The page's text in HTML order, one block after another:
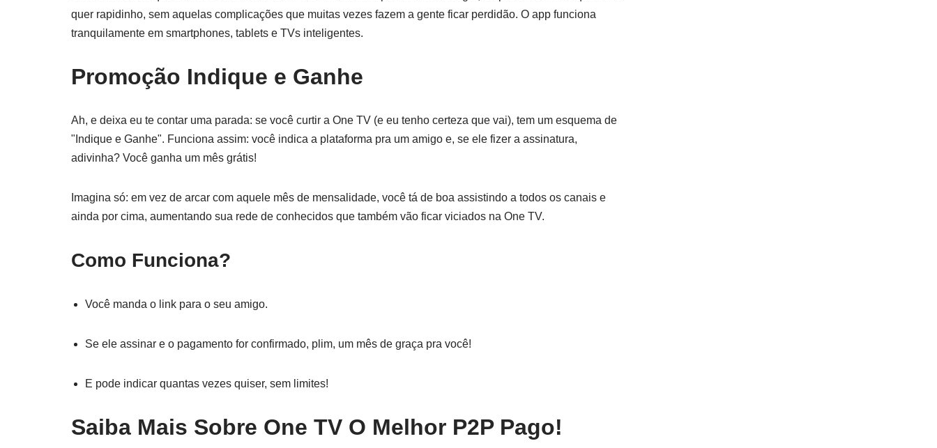
quer rapidinho, sem aquelas complicações que muitas vezes fazem a gente ficar perdidão. O app funciona
tranquilamente em smartphones, tablets e TVs inteligentes.
Promoção Indique e Ganhe
Ah, e deixa eu te contar uma parada: se você curtir a One TV (e eu tenho certeza que vai), tem um esquema de
"Indique e Ganhe". Funciona assim: você indica a plataforma pra um amigo e, se ele fizer a assinatura,
adivinha? Você ganha um mês grátis!
Imagina só: em vez de arcar com aquele mês de mensalidade, você tá de boa assistindo a todos os canais e
ainda por cima, aumentando sua rede de conhecidos que também vão ficar viciados na One TV.
Como Funciona?
Você manda o link para o seu amigo.
Se ele assinar e o pagamento for confirmado, plim, um mês de graça pra você!
E pode indicar quantas vezes quiser, sem limites!
Saiba Mais Sobre One TV O Melhor P2P Pago!